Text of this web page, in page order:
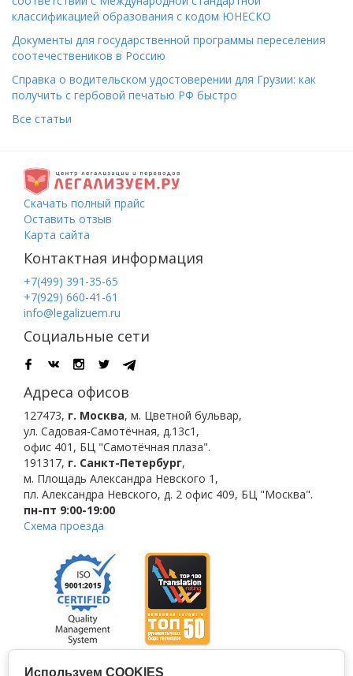
классификацией образования с кодом ЮНЕСКО
Документы для государственной программы переселения
соотечествеников в Россию
Справка о водительском удостоверении для Грузии: как
получить с гербовой печатью РФ быстро
Все статьи
Скачать полный прайс
Оставить отзыв
Карта сайта
Контактная информация
+7(499) 391-35-65
+7(929) 660-41-61
info@legalizuem.ru
Социальные сети
Адреса офисов
127473, г. Москва, м. Цветной бульвар,
ул. Садовая-Самотёчная, д.13с1,
офис 401, БЦ "Самотёчная плаза".
191317, г. Санкт-Петербург,
м. Площадь Александра Невского 1 ,
пл. Александра Невского, д. 2 офис 409, БЦ "Москва".
пн-пт 9:00-19:00
Схема проезда
Используем COOKIES